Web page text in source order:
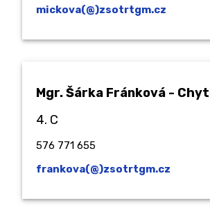
mickova(@)zsotrtgm.cz
Mgr. Šárka Fránková -
4. C
576 771 655
frankova(@)zsotrtgm.cz